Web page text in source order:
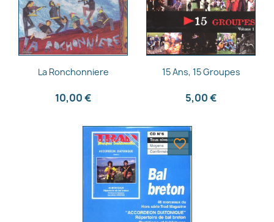
Aperçu rapide
La Ronchonniere
10,00 €
Aperçu rapide
15 Ans, 15 Groupes
5,00 €
favorite_border